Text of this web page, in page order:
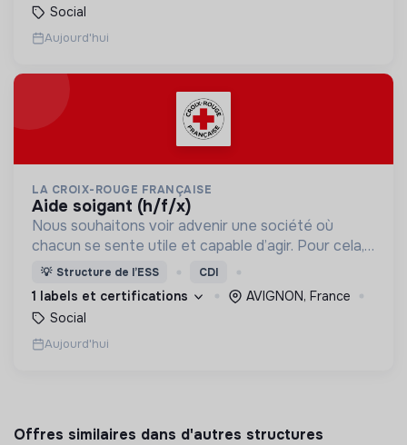
Social
Aujourd'hui
LA CROIX-ROUGE FRANÇAISE
aide soigant (h/f/x)
Nous souhaitons voir advenir une société où
chacun se sente utile et capable d’agir. Pour cela,
nous proposons des moyens et des lieux
d’engagement innovants et adaptés à tous.
💡 Structure de l’ESS CDI
1 labels et certifications
AVIGNON, France
Social
Aujourd'hui
Offres similaires dans d'autres structures